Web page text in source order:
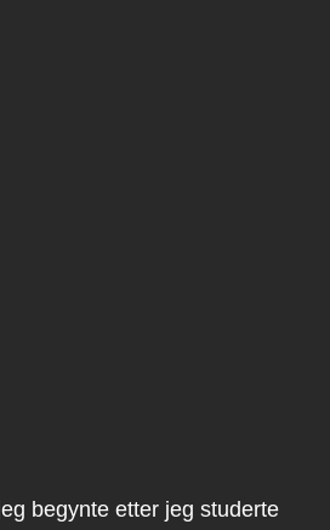
begynte etter jeg studerte